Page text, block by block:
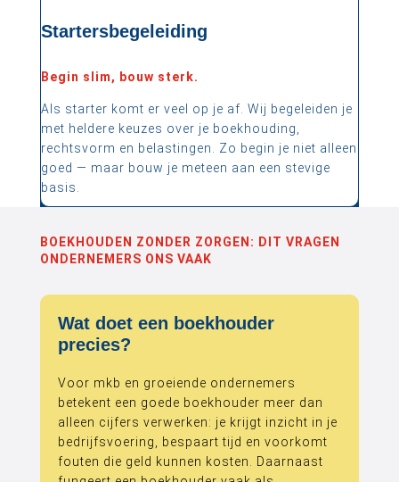
Startersbegeleiding
Begin slim, bouw sterk.
Als starter komt er veel op je af. Wij begeleiden je
met heldere keuzes over je boekhouding,
rechtsvorm en belastingen. Zo begin je niet alleen
goed — maar bouw je meteen aan een stevige
basis.
BOEKHOUDEN ZONDER ZORGEN: DIT VRAGEN
ONDERNEMERS ONS VAAK
Wat doet een boekhouder
precies?
Voor mkb en groeiende ondernemers
betekent een goede boekhouder meer dan
alleen cijfers verwerken: je krijgt inzicht in je
bedrijfsvoering, bespaart tijd en voorkomt
fouten die geld kunnen kosten. Daarnaast